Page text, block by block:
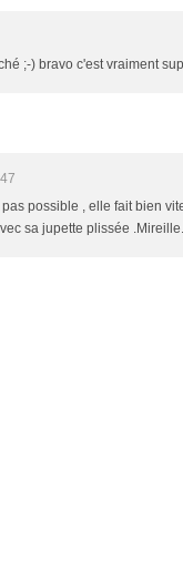
;-) bravo c'est vraiment
possible , elle fait bien
sa jupette plissée .Mireille.